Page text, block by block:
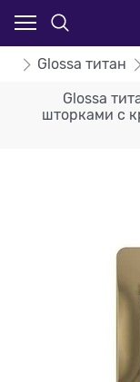
Glossa титан
Glossa
шторками с